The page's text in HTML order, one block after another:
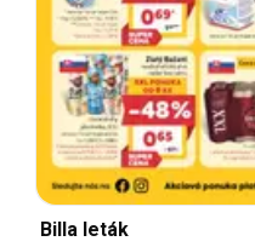
Billa leták